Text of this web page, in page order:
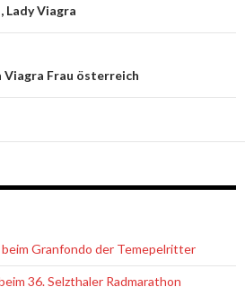
Viagra
Viagra Frau österreich
Granfondo der Temepelritter
36. Selzthaler Radmarathon